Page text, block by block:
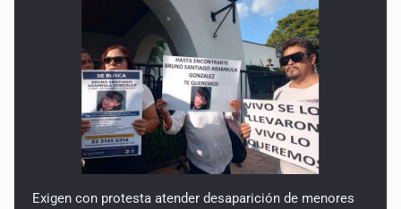
Exigen con protesta atender desaparición de menores